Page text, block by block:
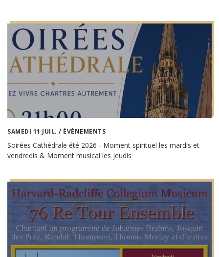
SAMEDI 11 JUIL. / ÉVÈNEMENTS
Soirées Cathédrale été 2026 - Moment spirituel les mardis et
vendredis & Moment musical les jeudis